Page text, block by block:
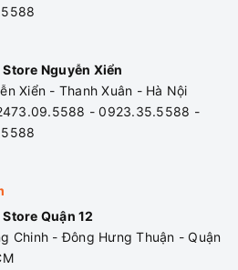
Bếp điện từ đơn Kangaroo
Điều khiển Cảm ứng
Tính năng an
toàn
Tự ngắt
Nguyễn Xiển
Xiển - Thanh Xuân - Hà Nội
- 0923.35.5588 -
Quận 12
Chinh - Đông Hưng Thuận - Quận